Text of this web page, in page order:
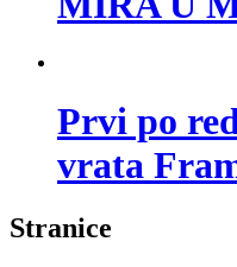
Prvi po
vrata
Stranice